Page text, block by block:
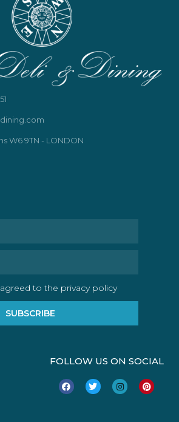
W6 9TN - LONDON
to the privacy policy
SUBSCRIBE
FOLLOW US ON SOCIAL
F
a
T
w
I
n
P
i